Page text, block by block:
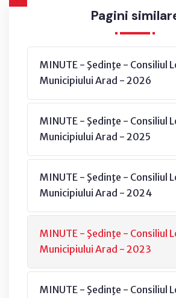
Pagini
MINUTE - Şedinţe - Consiliul
Municipiului Arad - 2026
MINUTE - Şedinţe - Consiliul
Municipiului Arad - 2025
MINUTE - Şedinţe - Consiliul
Municipiului Arad - 2024
MINUTE - Şedinţe - Consiliul
Municipiului Arad - 2023
MINUTE - Şedinţe - Consiliul